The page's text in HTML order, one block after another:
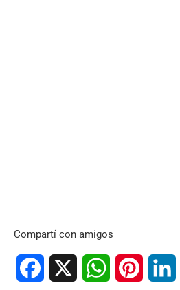
Compartí con amigos
Facebook WhatsAppPinterest